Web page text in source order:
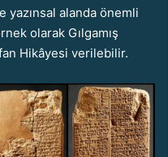
yazınsal alanda önemli
olarak Gılgamış
Hikâyesi verilebilir.